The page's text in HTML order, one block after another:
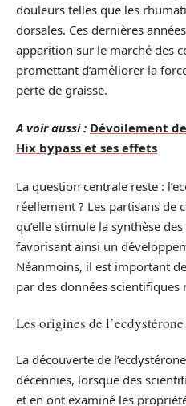
douleurs telles que les
dorsales. Ces dernières
apparition sur le marché des
promettant d’améliorer la
perte de graisse.
A voir aussi : Dévoilement
Hix bypass et ses effets
La question centrale reste :
réellement ? Les partisans de
qu’elle stimule la synthèse
favorisant ainsi un
Néanmoins, il est important
par des données scientifiques
Les origines de l’ecdystérone
La découverte de
décennies, lorsque des
et en ont examiné les